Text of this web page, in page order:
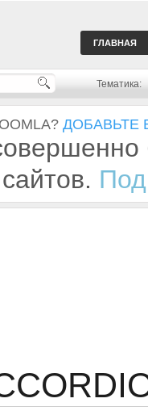
ГЛАВНАЯ
Тематика:
ДОБАВЬТЕ